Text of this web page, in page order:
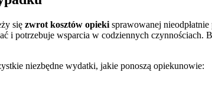
się zwrot kosztów opieki sprawowanej
i potrzebuje wsparcia w codziennych
niezbędne wydatki, jakie ponoszą opiekunowie: